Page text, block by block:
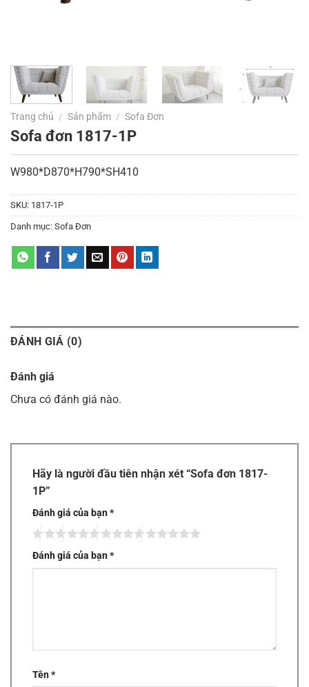
Trang chủ / Sản phẩm / Sofa Đơn
Sofa đơn 1817-1P
W980*D870*H790*SH410
SKU: 1817-1P
Danh mục: Sofa Đơn
ĐÁNH GIÁ (0)
Đánh giá
Chưa có đánh giá nào.
Hãy là người đầu tiên nhận xét “Sofa đơn 1817-
1P”
Đánh giá của bạn*
Đánh giá của bạn*
Tên*